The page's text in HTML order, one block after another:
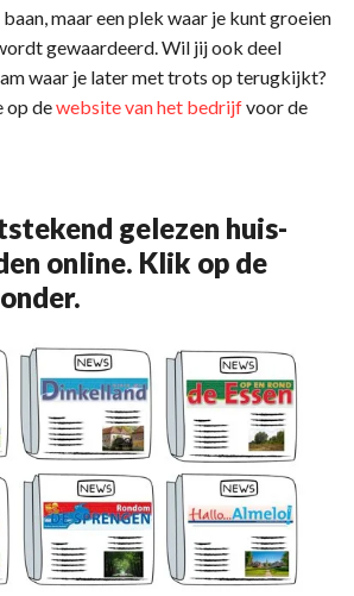
maar een plek waar je kunt groeien
gewaardeerd. Wil jij ook deel
waar je later met trots op terugkijkt?
op dewebsite van het bedrijfvoor de
gelezen huis-
online. Klik op de